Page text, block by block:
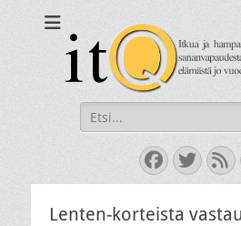
Itkua ja hammastenkiristelyä jo
Search
for:
Lenten-korteista